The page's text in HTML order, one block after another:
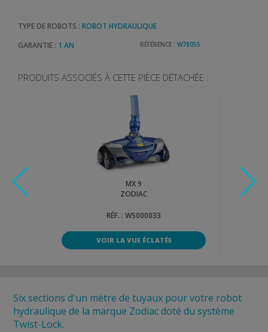
TYPE DE ROBOTS : ROBOT HYDRAULIQUE
GARANTIE : 1 AN RÉFÉRENCE : W78055
PRODUITS ASSOCIÉS À CETTE PIÈCE DÉTACHÉE :
MX 9
ZODIAC
RÉF. : WS000033
VOIR LA VUE ÉCLATÉE
Six sections d'un mètre de tuyaux pour votre robot
hydraulique de la marque Zodiac doté du système
Twist-Lock.